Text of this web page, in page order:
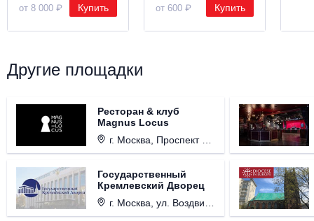
от 8 000 ₽ Купить от 600 ₽ Купить
Другие площадки
Ресторан & клуб
Magnus Locus
г. Москва, Проспект Мира, д. 12, стр. 9.
Государственный
Кремлевский Дворец
г. Москва, ул. Воздвиженка, д. 1, Кремль.